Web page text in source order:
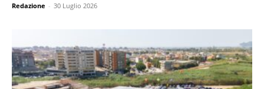
Redazione - 30 Luglio 2026